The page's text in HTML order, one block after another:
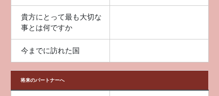
貴方にとって最も大切な
事とは何ですか
今までに訪れた国
将来のパートナーへ